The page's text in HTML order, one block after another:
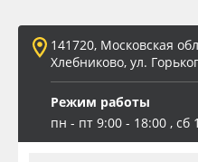
ПЭТ бэклит
Вспененный ПВХ
Баннер
141720, Московская
Хлебниково, ул.
Режим работы
пн - пт 9:00 - 18:00 , сб